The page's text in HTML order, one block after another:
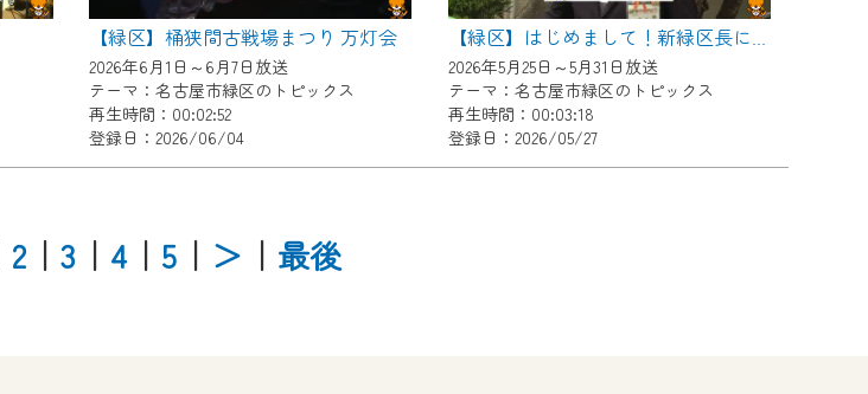
【緑区】桶狭間古戦場まつり 万灯会
2026年6月1日～6月7日放送
テーマ：名古屋市緑区のトピックス
再生時間：00:02:52
登録日：2026/06/04
【緑区】はじめまして！新緑区長にインタビュー
2026年5月25日～5月31日放送
テーマ：名古屋市緑区のトピックス
再生時間：00:03:18
登録日：2026/05/27
2 ｜ 3 ｜ 4 ｜ 5 ｜ ＞ ｜ 最後